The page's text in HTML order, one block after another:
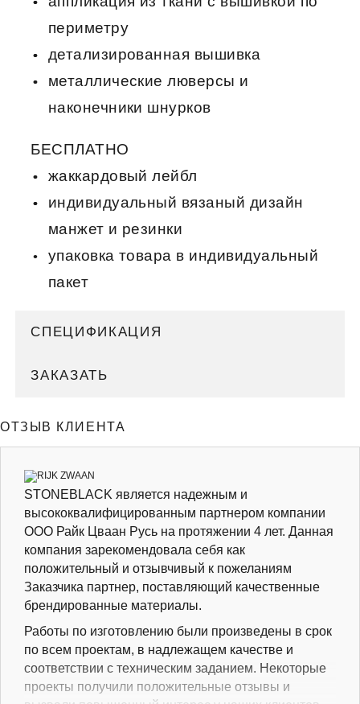
периметру
детализированная вышивка
металлические люверсы и
наконечники шнурков
БЕСПЛАТНО
жаккардовый лейбл
индивидуальный вязаный дизайн
манжет и резинки
упаковка товара в индивидуальный
пакет
СПЕЦИФИКАЦИЯ
ЗАКАЗАТЬ
ОТЗЫВ КЛИЕНТА
STONEBLACK является надежным и
высококвалифицированным партнером компании
ООО Райк Цваан Русь на протяжении 4 лет. Данная
компания зарекомендовала себя как
положительный и отзывчивый к пожеланиям
Заказчика партнер, поставляющий качественные
брендированные материалы.
Работы по изготовлению были произведены в срок
по всем проектам, в надлежащем качестве и
соответствии с техническим заданием. Некоторые
проекты получили положительные отзывы и